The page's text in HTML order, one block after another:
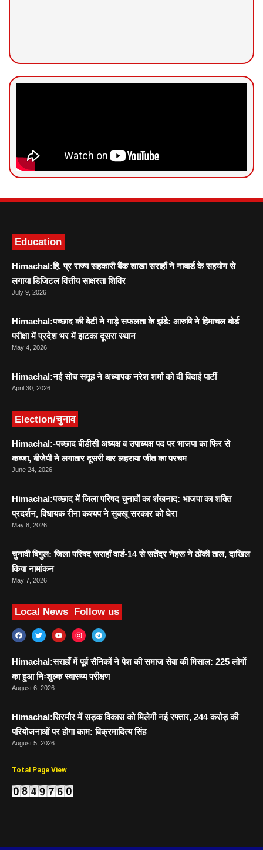
Education
Himachal:हि. प्र राज्य सहकारी बैंक शाखा सराहाँ ने नाबार्ड के सहयोग से
लगाया डिजिटल वित्तीय साक्षरता शिविर
July 9, 2026
Himachal:पच्छाद की बेटी ने गाड़े सफलता के झंडे: आरुषि ने हिमाचल बोर्ड
परीक्षा में प्रदेश भर में झटका दूसरा स्थान
May 4, 2026
Himachal:नई सोच समूह ने अध्यापक नरेश शर्मा को दी विदाई पार्टी
April 30, 2026
Election/चुनाव
Himachal:-पच्छाद बीडीसी अध्यक्ष व उपाध्यक्ष पद पर भाजपा का फिर से
कब्जा, बीजेपी ने लगातार दूसरी बार लहराया जीत का परचम
June 24, 2026
Himachal:पच्छाद में जिला परिषद चुनावों का शंखनाद: भाजपा का शक्ति
प्रदर्शन, विधायक रीना कश्यप ने सुक्खू सरकार को घेरा
May 8, 2026
चुनावी बिगुल: जिला परिषद सराहाँ वार्ड-14 से सतेंद्र नेहरू ने ठोंकी ताल, दाखिल
किया नामांकन
May 7, 2026
Local News Follow us
Himachal:सराहाँ में पूर्व सैनिकों ने पेश की समाज सेवा की मिसाल: 225 लोगों
का हुआ निःशुल्क स्वास्थ्य परीक्षण
August 6, 2026
Himachal:सिरमौर में सड़क विकास को मिलेगी नई रफ्तार, 244 करोड़ की
परियोजनाओं पर होगा काम: विक्रमादित्य सिंह
August 5, 2026
Total Page View